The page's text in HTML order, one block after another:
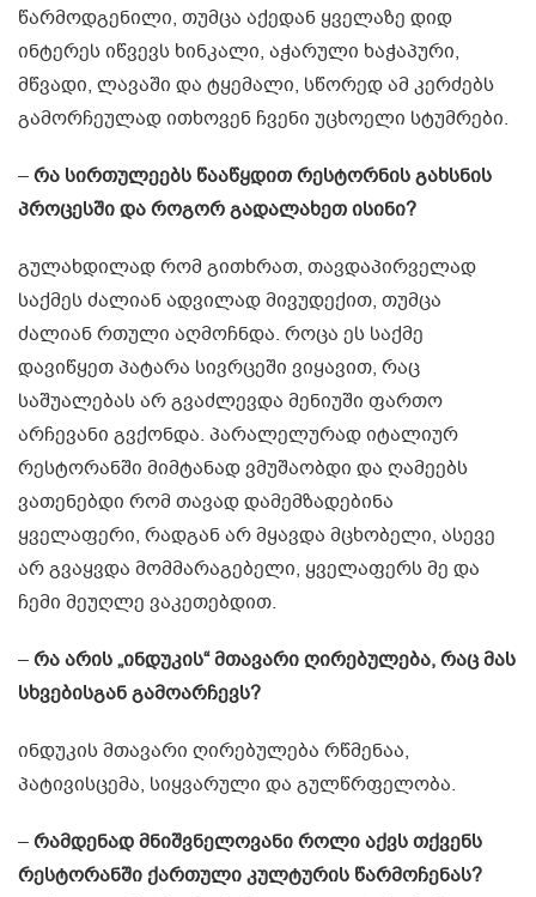
წარმოდგენილი, თუმცა აქედან ყველაზე დიდ
ინტერეს იწვევს ხინკალი, აჭარული ხაჭაპური,
მწვადი, ლავაში და ტყემალი, სწორედ ამ კერძებს
გამორჩეულად ითხოვენ ჩვენი უცხოელი სტუმრები.
–რა სირთულეებს წააწყდით რესტორნის გახსნის
პროცესში და როგორ გადალახეთ ისინი?
გულახდილად რომ გითხრათ, თავდაპირველად
საქმეს ძალიან ადვილად მივუდექით, თუმცა
ძალიან რთული აღმოჩნდა. როცა ეს საქმე
დავიწყეთ პატარა სივრცეში ვიყავით, რაც
საშუალებას არ გვაძლევდა მენიუში ფართო
არჩევანი გვქონდა. პარალელურად იტალიურ
რესტორანში მიმტანად ვმუშაობდი და ღამეებს
ვათენებდი რომ თავად დამემზადებინა
ყველაფერი, რადგან არ მყავდა მცხობელი, ასევე
არ გვაყვდა მომმარაგებელი, ყველაფერს მე და
ჩემი მეუღლე ვაკეთებდით.
–რა არის „ინდუკის“ მთავარი ღირებულება, რაც მას
სხვებისგან გამოარჩევს?
ინდუკის მთავარი ღირებულება რწმენაა,
პატივისცემა, სიყვარული და გულწრფელობა.
–რამდენად მნიშვნელოვანი როლი აქვს თქვენს
რესტორანში ქართული კულტურის წარმოჩენას?